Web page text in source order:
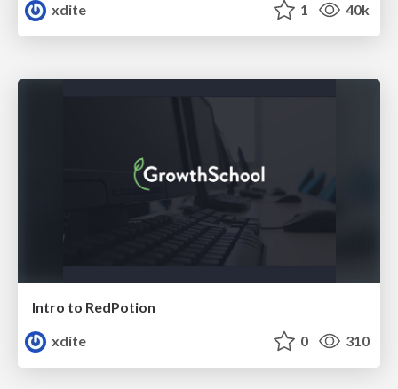
xdite
1 40k
Intro to RedPotion
xdite
0 310